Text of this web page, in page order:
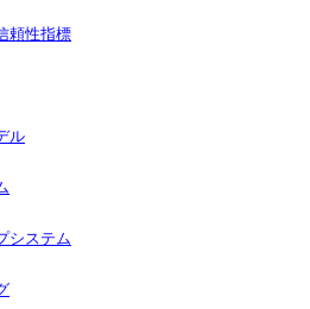
頼性指標
ル
システム